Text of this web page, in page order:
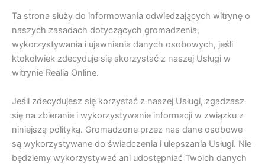
Ta strona służy do informowania odwiedzających witrynę o
naszych zasadach dotyczących gromadzenia,
wykorzystywania i ujawniania danych osobowych, jeśli
ktokolwiek zdecyduje się skorzystać z naszej Usługi w
witrynie Realia Online.
Jeśli zdecydujesz się korzystać z naszej Usługi, zgadzasz
się na zbieranie i wykorzystywanie informacji w związku z
niniejszą polityką. Gromadzone przez nas dane osobowe
są wykorzystywane do świadczenia i ulepszania Usługi. Nie
będziemy wykorzystywać ani udostępniać Twoich danych